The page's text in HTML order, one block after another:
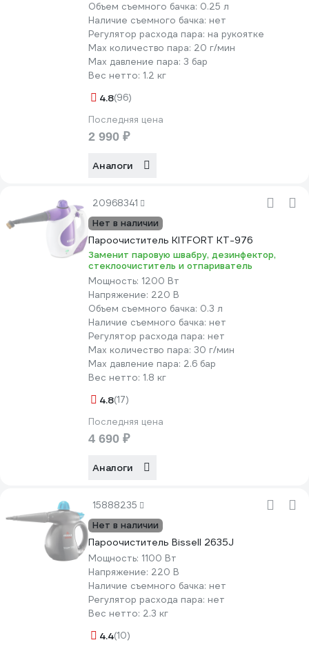
Объем съемного бачка: 0.25 л
Наличие съемного бачка: нет
Регулятор расхода пара: на рукоятке
Мах количество пара: 20 г/мин
Max давление пара: 3 бар
Вес нетто: 1.2 кг
4.8(96)
Последняя цена
2 990 ₽
Аналоги
20968341
Нет в наличии
Пароочиститель KITFORT КТ-976
Заменит паровую швабру, дезинфектор,
стеклоочиститель и отпариватель
Мощность: 1200 Вт
Напряжение: 220 В
Объем съемного бачка: 0.3 л
Наличие съемного бачка: нет
Регулятор расхода пара: нет
Мах количество пара: 30 г/мин
Max давление пара: 2.6 бар
Вес нетто: 1.8 кг
4.8(17)
Последняя цена
4 690 ₽
Аналоги
15888235
Нет в наличии
Пароочиститель Bissell 2635J
Мощность: 1100 Вт
Напряжение: 220 В
Наличие съемного бачка: нет
Регулятор расхода пара: нет
Вес нетто: 2.3 кг
4.4(10)